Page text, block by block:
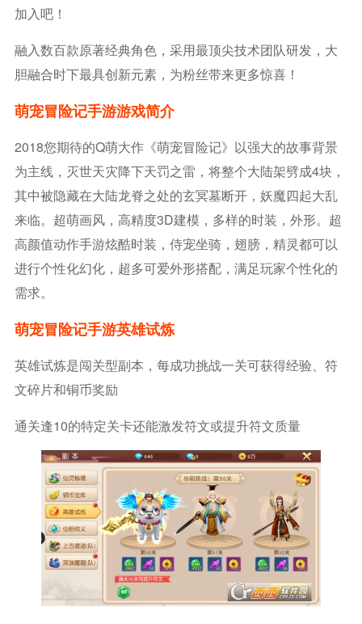
加入吧！
融入数百款原著经典角色，采用最顶尖技术团队研发，大
胆融合时下最具创新元素，为粉丝带来更多惊喜！
萌宠冒险记手游游戏简介
2018您期待的Q萌大作《萌宠冒险记》以强大的故事背景
为主线，灭世天灾降下天罚之雷，将整个大陆架劈成4块，
其中被隐藏在大陆龙脊之处的玄冥墓断开，妖魔四起大乱
来临。超萌画风，高精度3D建模，多样的时装，外形。超
高颜值动作手游炫酷时装，侍宠坐骑，翅膀，精灵都可以
进行个性化幻化，超多可爱外形搭配，满足玩家个性化的
需求。
萌宠冒险记手游英雄试炼
英雄试炼是闯关型副本，每成功挑战一关可获得经验、符
文碎片和铜币奖励
通关逢10的特定关卡还能激发符文或提升符文质量